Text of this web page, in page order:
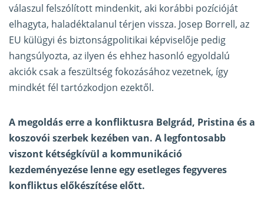
válaszul felszólított mindenkit, aki korábbi pozícióját
elhagyta, haladéktalanul térjen vissza. Josep Borrell, az
EU külügyi és biztonságpolitikai képviselője pedig
hangsúlyozta, az ilyen és ehhez hasonló egyoldalú
akciók csak a feszültség fokozásához vezetnek, így
mindkét fél tartózkodjon ezektől.
A megoldás erre a konfliktusra Belgrád, Pristina és a
koszovói szerbek kezében van. A legfontosabb
viszont kétségkívül a kommunikáció
kezdeményezése lenne egy esetleges fegyveres
konfliktus előkészítése előtt.